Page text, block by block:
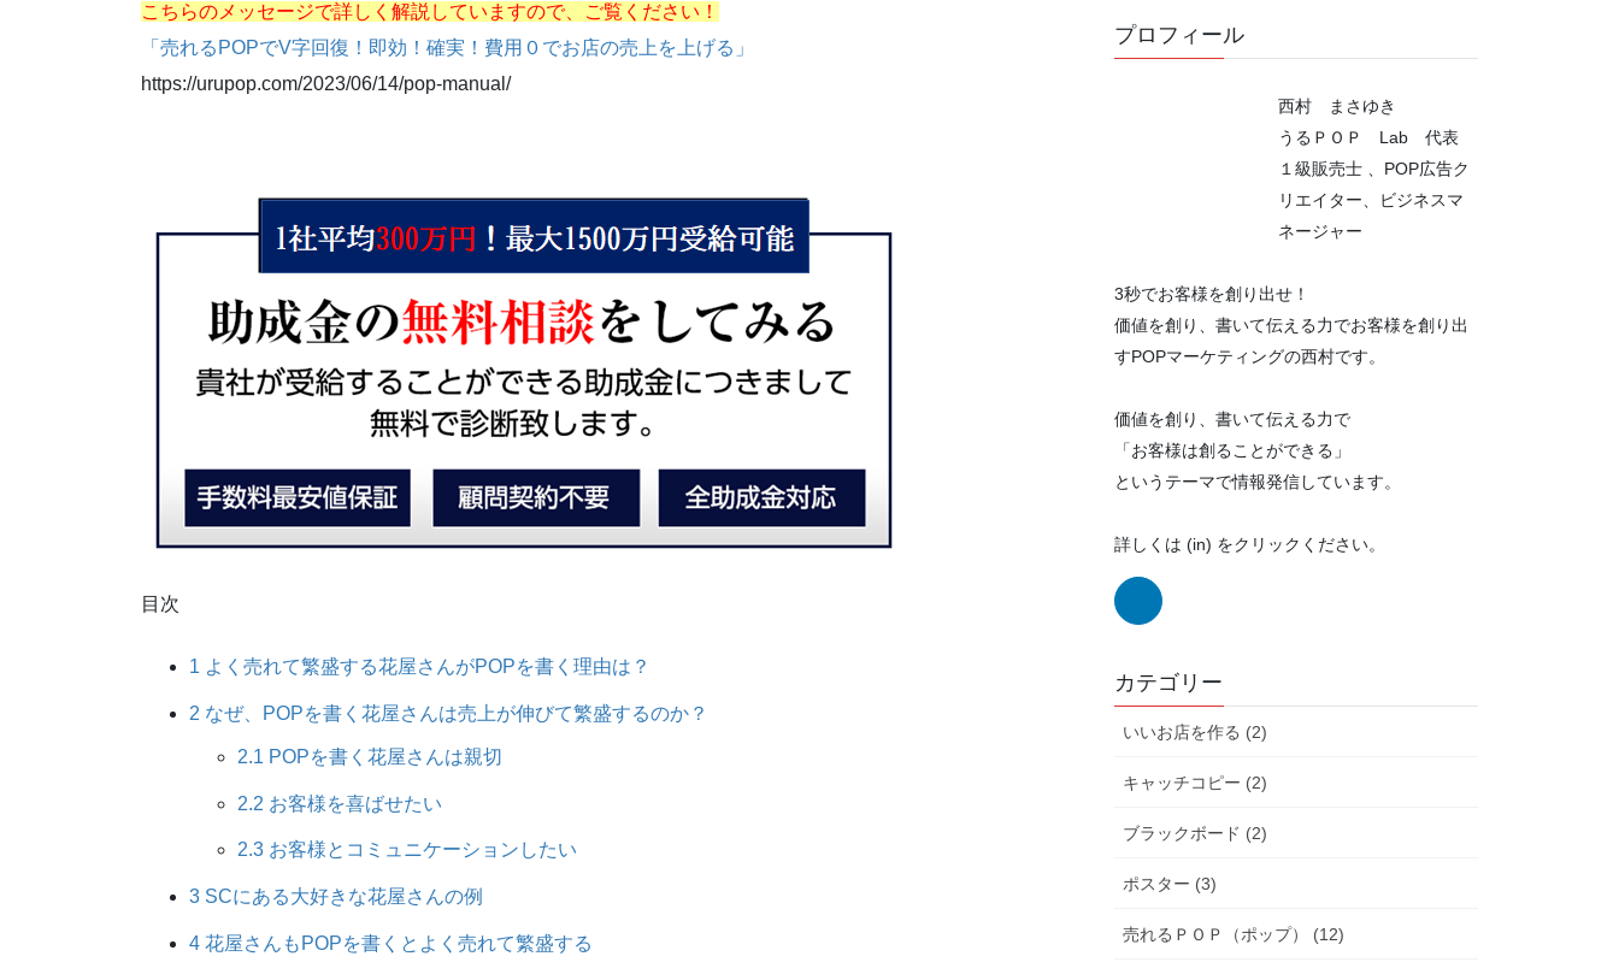
こちらのメッセージで詳しく解説していますので、ご覧ください！
「売れるPOPでV字回復！即効！確実！費用０でお店の売上を上げる」
https://urupop.com/2023/06/14/pop-manual/
目次
1 よく売れて繁盛する花屋さんがPOPを書く理由は？
2 なぜ、POPを書く花屋さんは売上が伸びて繁盛するのか？
2.1 POPを書く花屋さんは親切
2.2 お客様を喜ばせたい
2.3 お客様とコミュニケーションしたい
3 SCにある大好きな花屋さんの例
4 花屋さんもPOPを書くとよく売れて繁盛する
プロフィール
西村 まさゆき
うるＰＯＰ Lab 代表
１級販売士 、POP広告ク
リエイター、ビジネスマ
ネージャー
3秒でお客様を創り出せ！
価値を創り、書いて伝える力でお客様を創り出
すPOPマーケティングの西村です。
価値を創り、書いて伝える力で
「お客様は創ることができる」
というテーマで情報発信しています。
詳しくは (in) をクリックください。
カテゴリー
いいお店を作る (2)
キャッチコピー (2)
ブラックボード (2)
ポスター (3)
売れるＰＯＰ（ポップ） (12)